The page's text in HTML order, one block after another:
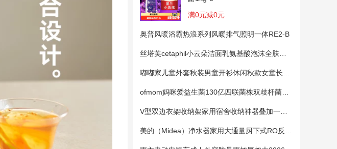
满0元减0元
奥普风暖浴霸热浪系列风暖排气照明一体RE2-B